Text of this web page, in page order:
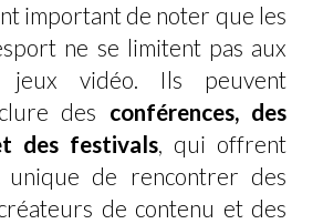
important de noter que les
ne se limitent pas aux
jeux vidéo. Ils peuvent
des conférences, des
des festivals, qui offrent
unique de rencontrer des
de contenu et des